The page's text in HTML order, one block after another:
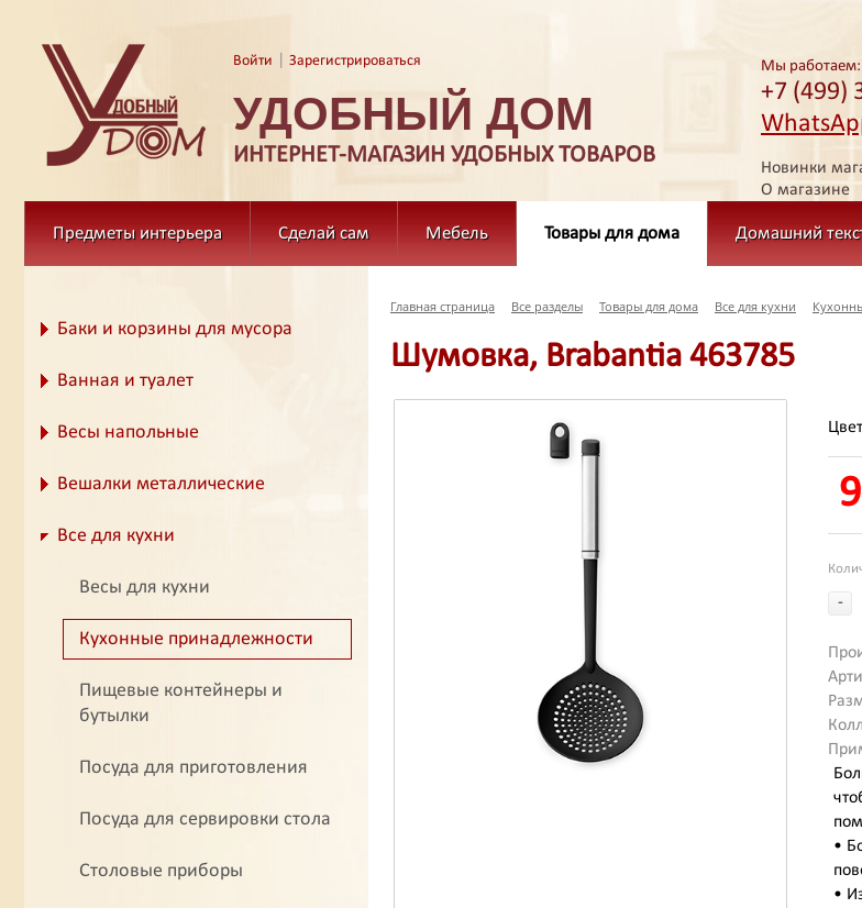
Войти Зарегистрироваться
УДОБНЫЙ ДОМ
ИНТЕРНЕТ-МАГАЗИН УДОБНЫХ ТОВАРОВ
Мы работаем:
+7 (499)
Новинки
О магазине
Предметы интерьера Сделай сам Мебель Товары для дома Домашний
Баки и корзины для мусора
Ванная и туалет
Весы напольные
Вешалки металлические
Все для кухни
Весы для кухни
Кухонные принадлежности
Пищевые контейнеры и
бутылки
Посуда для приготовления
Посуда для сервировки стола
Столовые приборы
Главная страница Все разделы Товары для дома Все для кухни
Шумовка, Brabantia 463785
-
•
•